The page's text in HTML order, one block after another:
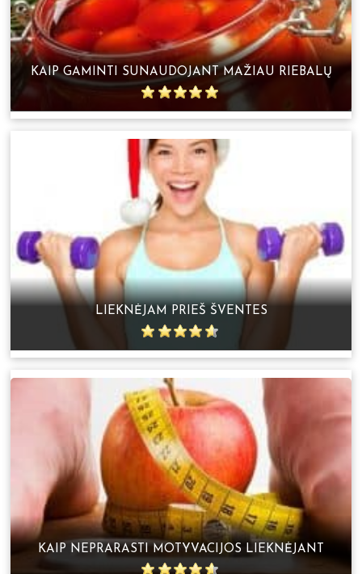
KAIP GAMINTI SUNAUDOJANT MAŽIAU RIEBALŲ
LIEKNĖJAM PRIEŠ ŠVENTES
KAIP NEPRARASTI MOTYVACIJOS LIEKNĖJANT